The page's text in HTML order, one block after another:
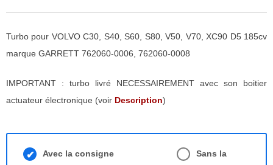
Turbo pour VOLVO C30, S40, S60, S80, V50, V70, XC90 D5 185cv
marque GARRETT 762060-0006, 762060-0008
IMPORTANT : turbo livré NECESSAIREMENT avec son boitier
actuateur électronique (voir Description)
Avec la consigne
Sans la